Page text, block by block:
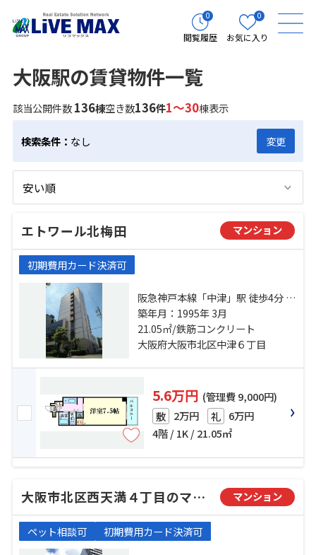
0
閲覧履歴
0
お気に入り
大阪駅の賃貸物件一覧
該当公開件数136棟空き数136件1～30棟表示
検索条件： なし 変更
エトワール北梅田 マンション
初期費用カード決済可
阪急神戸本線「中津」駅 徒歩4分 地
下鉄御堂筋線「中津」駅 徒歩10分
阪急宝塚本線「大阪梅田」駅 徒歩
13分
築年月：1995年 3月
21.05㎡/鉄筋コンクリート
大阪府大阪市北区中津６丁目
5.6万円 (管理費 9,000円)
敷 2万円 礼 6万円
4階 / 1K / 21.05㎡
大阪市北区西天満４丁目のマンション マンション
ペット相談可 初期費用カード決済可